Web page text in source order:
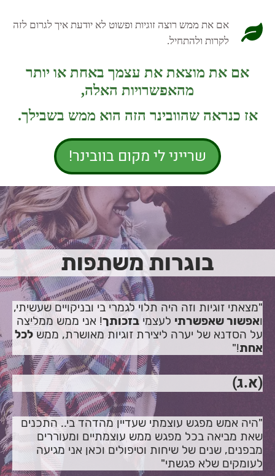
אם את ממש רוצה זוגיות ופשוט לא יודעת איך לגרום לזה
לקרות ולהתחיל.
אם את מוצאת את עצמך באחת או יותר
מהאפשרויות האלה,
אז כנראה שהוובינר הזה הוא ממש בשבילך.
שרייני לי מקום בוובינר!
בוגרות משתפות
"מצאתי זוגיות וזה היה תלוי לגמרי בי ובניקויים שעשיתי,
ואפשור שאפשרתי לעצמיבזכותך! אני ממש ממליצה
על הסדנא של יערה ליצירת זוגיות מאושרת, ממשלכל
אחת!"
(א.ג)
"היה אמש מפגש עוצמתי שעדיין מהדהד בי.. התכנים
שאת מביאה בכל מפגש ממש עוצמתיים ומעוררים
מבפנים, שנים של שיחות וטיפולים וכאן אני מגיעה
לעומקים שלא פגשתי"